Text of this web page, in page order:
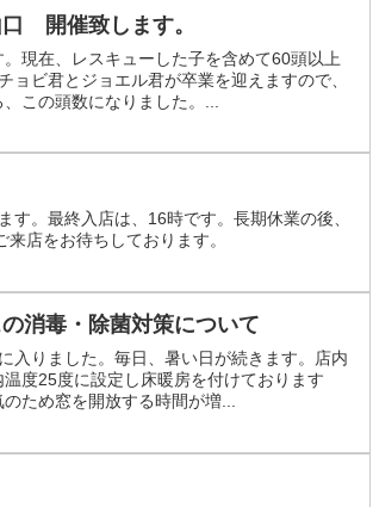
開催致します。
現在、レスキューした子を含めて60頭以上
ョビ君とジョエル君が卒業を迎えますので、
この頭数になりました。...
。最終入店は、16時です。長期休業の後、
店をお待ちしております。
消毒・除菌対策について
入りました。毎日、暑い日が続きます。店内
度25度に設定し床暖房を付けております
ため窓を開放する時間が増...